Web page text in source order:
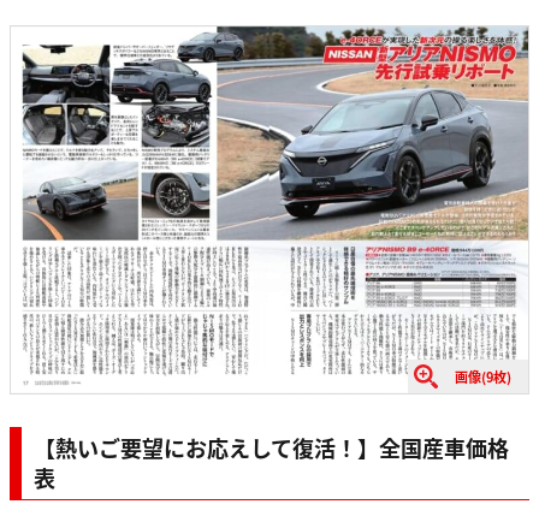
画像(9枚)
【熱いご要望にお応えして復活！】全国産車価格
表